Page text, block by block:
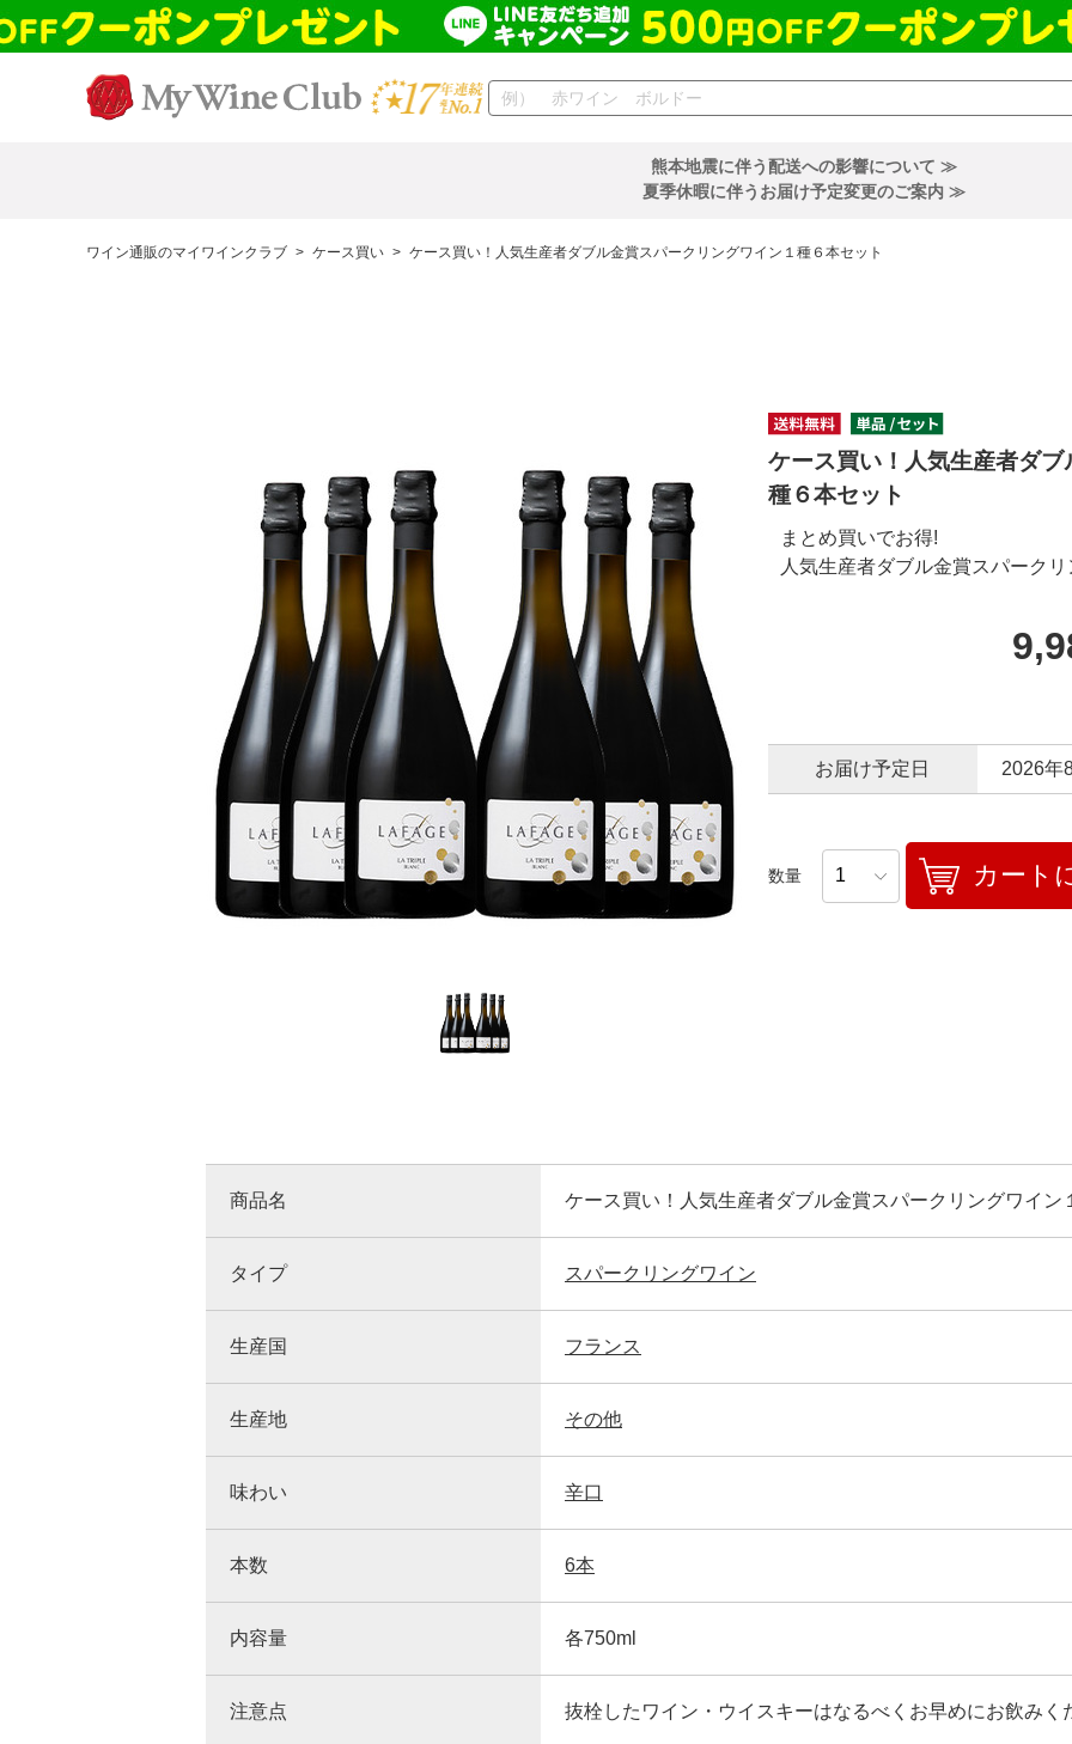
熊本地震に伴う配送への影響について ≫
夏季休暇に伴うお届け予定変更のご案内 ≫
ワイン通販のマイワインクラブ > ケース買い > ケース買い！人気生産者ダブル金賞スパークリングワイン１種６本セット
ケース買い！人気生産者ダ
種６本セット
まとめ買いでお得!
人気生産者ダブル金賞スパーク
お届け予定日 2026年
数量 カート
商品名 ケース買い！人気生産者ダブル金賞スパークリングワイン
タイプ スパークリングワイン
生産国 フランス
生産地 その他
味わい 辛口
本数 6本
内容量 各750ml
注意点 抜栓したワイン・ウイスキーはなるべくお早めにお飲みく